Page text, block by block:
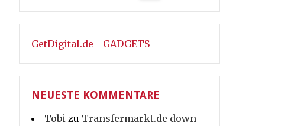
GetDigital.de - GADGETS
NEUESTE KOMMENTARE
Tobi zu Transfermarkt.de down